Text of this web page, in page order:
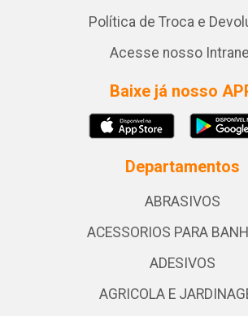
Política de Troca e
Acesse nosso
Baixe já nosso
Departamentos
ABRASIVOS
ACESSORIOS PARA
ADESIVOS
AGRICOLA E